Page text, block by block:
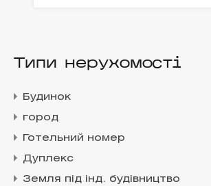
Типи нерухомості
Будинок
город
Готельний номер
Дуплекс
Земля під інд. будівництво